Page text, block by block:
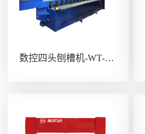
数控四头刨槽机-WT-V1642D